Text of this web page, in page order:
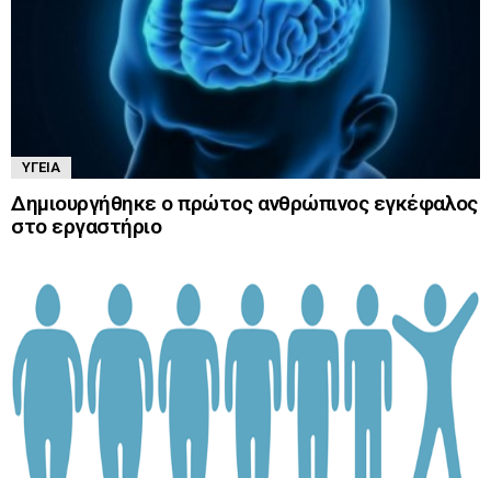
ΥΓΕΊΑ
Δημιουργήθηκε ο πρώτος ανθρώπινος εγκέφαλος
στο εργαστήριο